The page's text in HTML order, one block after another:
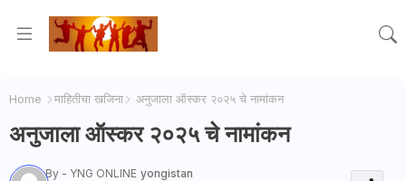
Home माहितीचा खजिना अनुजाला ऑस्कर २०२५ चे नामांकन
अनुजाला ऑस्कर २०२५ चे नामांकन
By - YNG ONLINE yongistan